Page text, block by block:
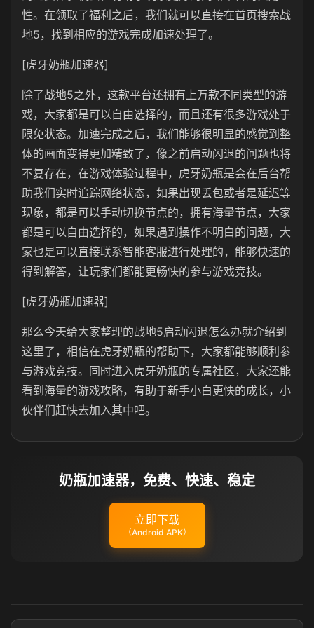
性。在领取了福利之后，我们就可以直接在首页搜索战
地5，找到相应的游戏完成加速处理了。
[虎牙奶瓶加速器]
除了战地5之外，这款平台还拥有上万款不同类型的游
戏，大家都是可以自由选择的，而且还有很多游戏处于
限免状态。加速完成之后，我们能够很明显的感觉到整
体的画面变得更加精致了，像之前启动闪退的问题也将
不复存在，在游戏体验过程中，虎牙奶瓶是会在后台帮
助我们实时追踪网络状态，如果出现丢包或者是延迟等
现象，都是可以手动切换节点的，拥有海量节点，大家
都是可以自由选择的，如果遇到操作不明白的问题，大
家也是可以直接联系智能客服进行处理的，能够快速的
得到解答，让玩家们都能更畅快的参与游戏竞技。
[虎牙奶瓶加速器]
那么今天给大家整理的战地5启动闪退怎么办就介绍到
这里了，相信在虎牙奶瓶的帮助下，大家都能够顺利参
与游戏竞技。同时进入虎牙奶瓶的专属社区，大家还能
看到海量的游戏攻略，有助于新手小白更快的成长，小
伙伴们赶快去加入其中吧。
奶瓶加速器，免费、快速、稳定
立即下载
（Android APK）